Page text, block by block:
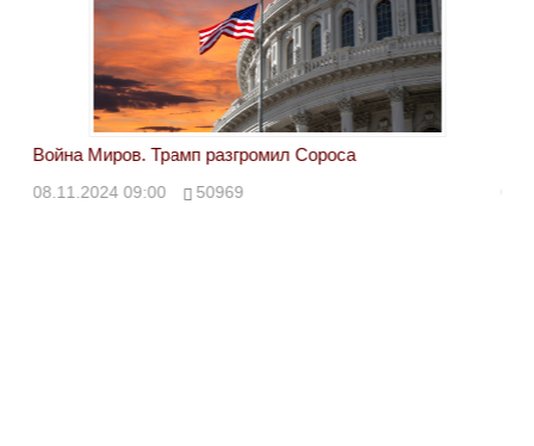
Война Миров. Трамп разгромил Сороса
08.11.2024 09:00 50969